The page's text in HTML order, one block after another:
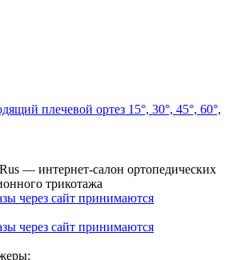
плечевой ортез 15°, 30°, 45°, 60°,
— интернет-салон ортопедических
трикотажа
через сайт принимаются
через сайт принимаются